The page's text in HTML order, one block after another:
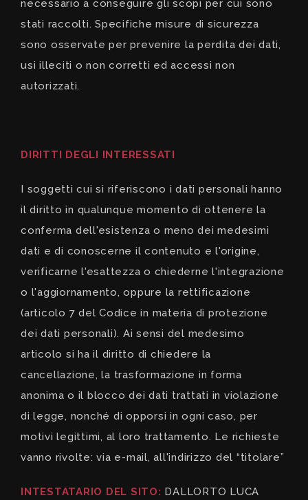
necessario a conseguire gli scopi per cui sono
stati raccolti. Specifiche misure di sicurezza
sono osservate per prevenire la perdita dei dati,
usi illeciti o non corretti ed accessi non
autorizzati.
DIRITTI DEGLI INTERESSATI
I soggetti cui si riferiscono i dati personali hanno
il diritto in qualunque momento di ottenere la
conferma dell'esistenza o meno dei medesimi
dati e di conoscerne il contenuto e l'origine,
verificarne l'esattezza o chiederne l'integrazione
o l'aggiornamento, oppure la rettificazione
(articolo 7 del Codice in materia di protezione
dei dati personali). Ai sensi del medesimo
articolo si ha il diritto di chiedere la
cancellazione, la trasformazione in forma
anonima o il blocco dei dati trattati in violazione
di legge, nonché di opporsi in ogni caso, per
motivi legittimi, al loro trattamento. Le richieste
vanno rivolte: via e-mail, all'indirizzo del “titolare”
INTESTATARIO DEL SITO: DALLORTO LUCA